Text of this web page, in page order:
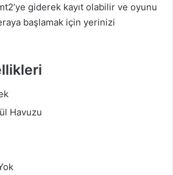
giderek kayıt olabilir ve oyunu
başlamak için yerinizi
Havuzu